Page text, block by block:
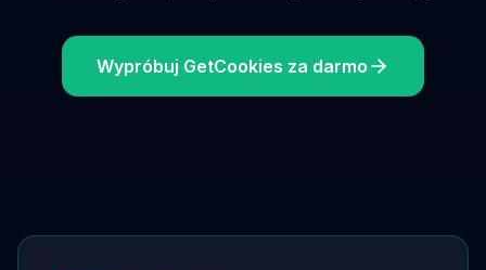
Wypróbuj GetCookies za darmo